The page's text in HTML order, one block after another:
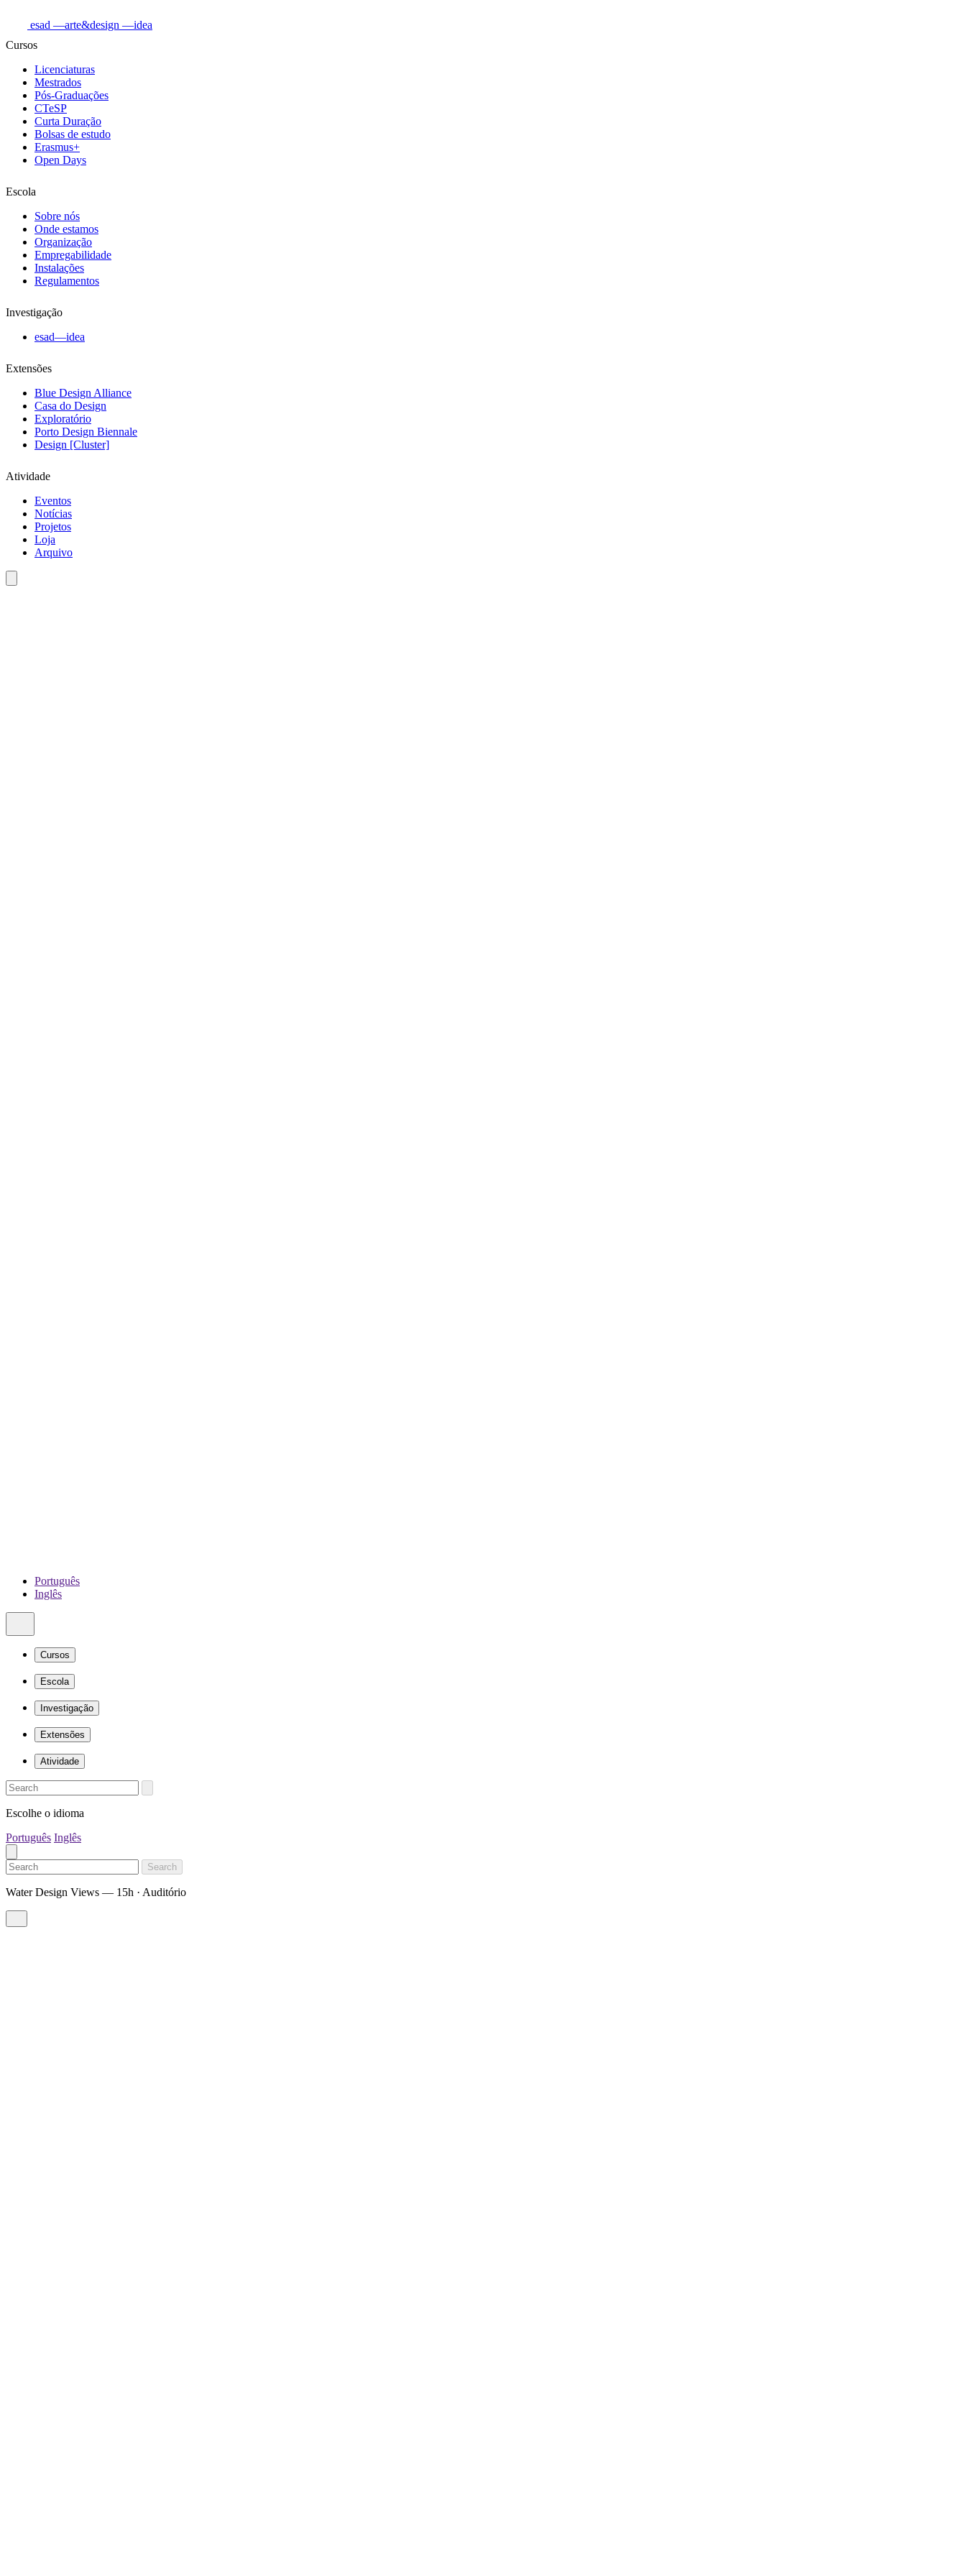
esad —arte&design —idea
Cursos
Licenciaturas
Mestrados
Pós-Graduações
CTeSP
Curta Duração
Bolsas de estudo
Erasmus+
Open Days
Escola
Sobre nós
Onde estamos
Organização
Empregabilidade
Instalações
Regulamentos
Investigação
esad—idea
Extensões
Blue Design Alliance
Casa do Design
Exploratório
Porto Design Biennale
Design [Cluster]
Atividade
Eventos
Notícias
Projetos
Loja
Arquivo
Português
Inglês
Cursos
Escola
Investigação
Extensões
Atividade
Escolhe o idioma
Português Inglês
Search
Water Design Views — 15h · Auditório